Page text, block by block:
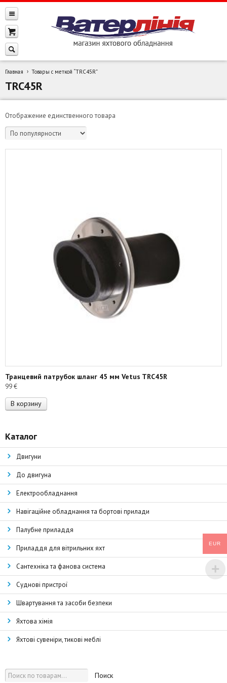
Главная Товары с меткой “TRC45R”
TRC45R
Отображение единственного товара
Транцевий патрубок шланг 45 мм Vetus TRC45R
99€
В корзину
Каталог
Двигуни
До двигуна
Електрообладнання
Навігаційне обладнання та бортові прилади
Палубне приладдя
Приладдя для вітрильних яхт
Сантехніка та фанова система
Суднові пристрої
Швартування та засоби безпеки
Яхтова хімія
Яхтові сувеніри, тикові меблі
Поиск
EUR